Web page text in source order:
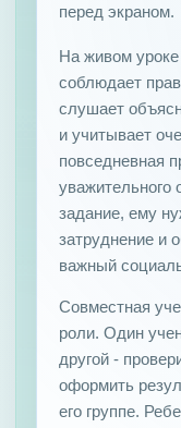
перед экраном.
На живом
соблюдает
слушает
и учитывает
повседневная
уважительного
задание, ему
затруднение и
важный
Совместная
роли. Один
другой -
оформить
его группе.